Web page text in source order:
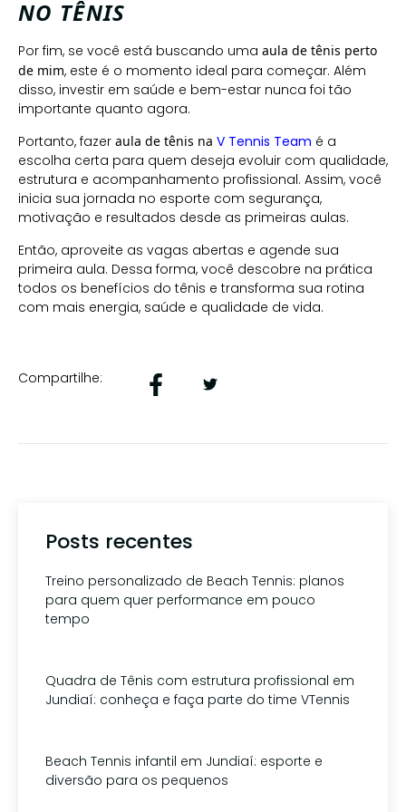
NO TÊNIS
Por fim, se você está buscando uma aula de tênis perto
de mim, este é o momento ideal para começar. Além
disso, investir em saúde e bem-estar nunca foi tão
importante quanto agora.
Portanto, fazer aula de tênis na V Tennis Team é a
escolha certa para quem deseja evoluir com qualidade,
estrutura e acompanhamento profissional. Assim, você
inicia sua jornada no esporte com segurança,
motivação e resultados desde as primeiras aulas.
Então, aproveite as vagas abertas e agende sua
primeira aula. Dessa forma, você descobre na prática
todos os benefícios do tênis e transforma sua rotina
com mais energia, saúde e qualidade de vida.
Compartilhe:
Posts recentes
Treino personalizado de Beach Tennis: planos
para quem quer performance em pouco
tempo
Quadra de Tênis com estrutura profissional em
Jundiaí: conheça e faça parte do time VTennis
Beach Tennis infantil em Jundiaí: esporte e
diversão para os pequenos